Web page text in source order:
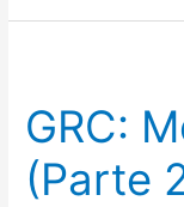
GRC:
(Parte
(Parte
2)